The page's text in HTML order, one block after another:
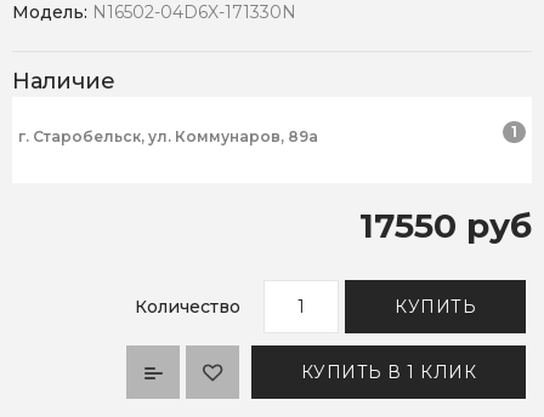
Модель: N16502-04D6X-171330N
Наличие
г. Старобельск, ул. Коммунаров, 89а 1
17550 руб
Количество КУПИТЬ
КУПИТЬ В 1 КЛИК